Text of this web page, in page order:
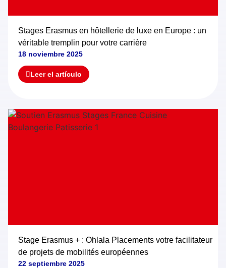
Stages Erasmus en hôtellerie de luxe en Europe : un
véritable tremplin pour votre carrière
18 noviembre 2025
Leer el artículo
Stage Erasmus + : Ohlala Placements votre facilitateur
de projets de mobilités européennes
22 septiembre 2025